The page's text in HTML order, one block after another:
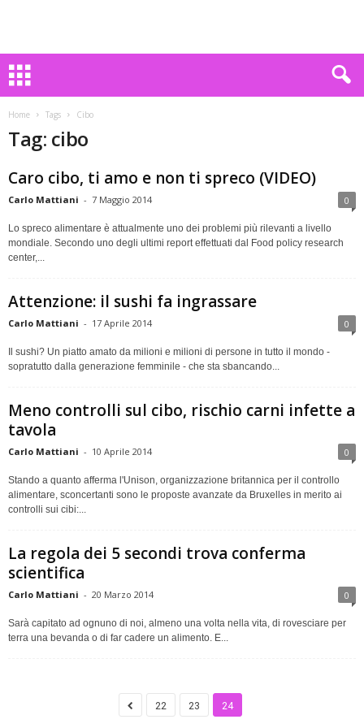
Home Tags Cibo
Tag: cibo
Caro cibo, ti amo e non ti spreco (VIDEO)
Carlo Mattiani - 7 Maggio 2014 0
Lo spreco alimentare è attualmente uno dei problemi più rilevanti a livello
mondiale. Secondo uno degli ultimi report effettuati dal Food policy research
center,...
Attenzione: il sushi fa ingrassare
Carlo Mattiani - 17 Aprile 2014 0
Il sushi? Un piatto amato da milioni e milioni di persone in tutto il mondo -
sopratutto dalla generazione femminile - che sta sbancando...
Meno controlli sul cibo, rischio carni infette a
tavola
Carlo Mattiani - 10 Aprile 2014 0
Stando a quanto afferma l'Unison, organizzazione britannica per il controllo
alimentare, sconcertanti sono le proposte avanzate da Bruxelles in merito ai
controlli sui cibi:...
La regola dei 5 secondi trova conferma
scientifica
Carlo Mattiani - 20 Marzo 2014 0
Sarà capitato ad ognuno di noi, almeno una volta nella vita, di rovesciare per
terra una bevanda o di far cadere un alimento. E...
22 23 24